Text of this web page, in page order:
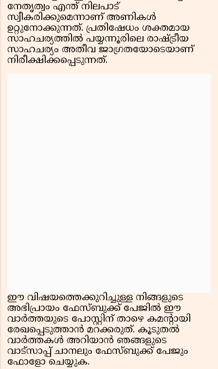
നേതൃത്വം എന്ത് നിലപാട്
സ്വീകരിക്കുമെന്നാണ് അണികൾ
ഉറ്റുനോക്കുന്നത്. പ്രതിഷേധം ശക്തമായ
സാഹചര്യത്തിൽ പയ്യന്നൂരിലെ രാഷ്ട്രീയ
സാഹചര്യം അതീവ ജാഗ്രതയോടെയാണ്
നിരീക്ഷിക്കപ്പെടുന്നത്.
ഈ വിഷയത്തെക്കുറിച്ചുള്ള നിങ്ങളുടെ
അഭിപ്രായം ഫേസ്ബുക്ക് പേജിൽ ഈ
വാർത്തയുടെ പോസ്റ്റിന് താഴെ കമന്റായി
രേഖപ്പെടുത്താൻ മറക്കരുത്. കൂടുതൽ
വാർത്തകൾ അറിയാൻ ഞങ്ങളുടെ
വാട്സാപ്പ് ചാനലും ഫേസ്ബുക്ക് പേജും
ഫോളോ ചെയ്യുക.